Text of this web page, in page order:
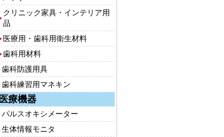
クリニック家具・インテリア用
品
医療用・歯科用衛生材料
歯科用材料
歯科防護用具
歯科練習用マネキン
医療機器
パルスオキシメーター
生体情報モニタ